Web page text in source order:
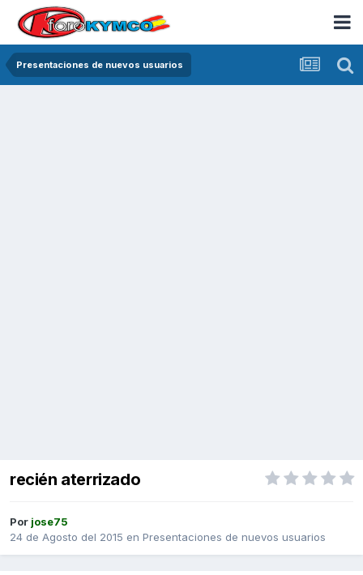
Presentaciones de nuevos usuarios
recién aterrizado
Por jose75
24 de Agosto del 2015 en Presentaciones de nuevos usuarios